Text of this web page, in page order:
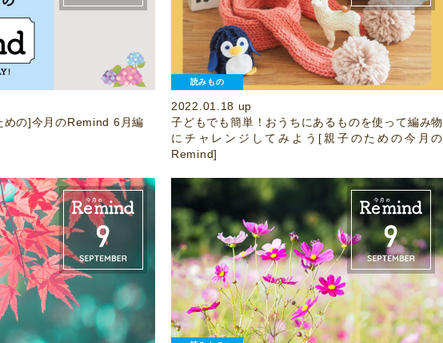
めの]今月のRemind 6月編
読みもの
2022.01.18 up
子どもでも簡単！おうちにあるものを使って編み物
にチャレンジしてみよう[親子のための今月の
Remind]